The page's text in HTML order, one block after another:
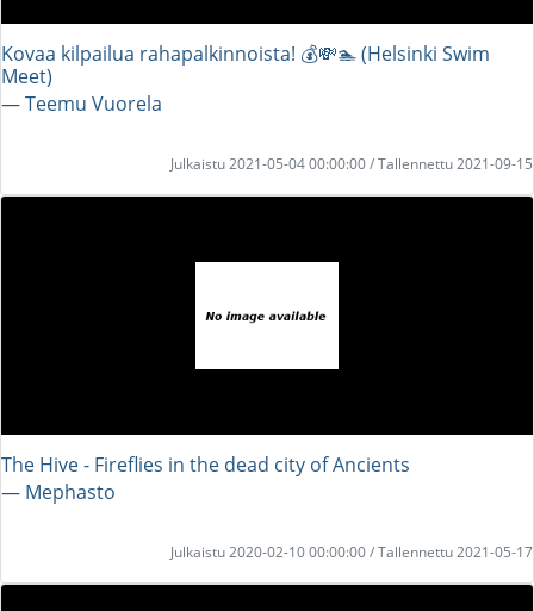
Kovaa kilpailua rahapalkinnoista! 💰💸🏊 (Helsinki Swim
Meet)
― Teemu Vuorela
Julkaistu 2021-05-04 00:00:00 / Tallennettu 2021-09-15
The Hive - Fireflies in the dead city of Ancients
― Mephasto
Julkaistu 2020-02-10 00:00:00 / Tallennettu 2021-05-17